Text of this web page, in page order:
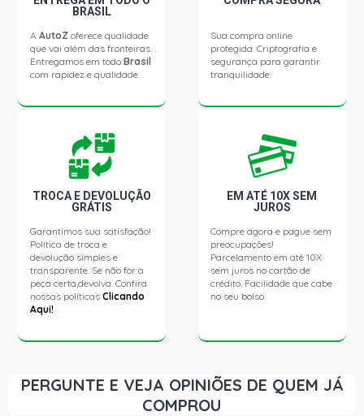
BRASIL
AAutoZ oferece qualidade
que vai além das fronteiras.
Entregamos em todoBrasil
com rapidez e qualidade.
Sua compra online
protegida. Criptografia e
segurança para garantir
tranquilidade.
TROCA E DEVOLUÇÃO
GRÁTIS
Garantimos sua satisfação!
Política de troca e
devolução simples e
transparente. Se não for a
peça certa,devolva. Confira
nossas políticasClicando
Aqui!
EM ATÉ 10X SEM
JUROS
Compre agora e pague sem
preocupações!
Parcelamento em até 10X
sem juros no cartão de
crédito. Facilidade que cabe
no seu bolso.
PERGUNTE E VEJA OPINIÕES DE QUEM JÁ
COMPROU